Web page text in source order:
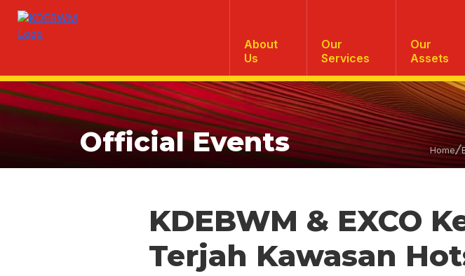
About
Us
Our
Services
Our
Assets
Official Events Home
KDEBWM & EXCO
Terjah Kawasan